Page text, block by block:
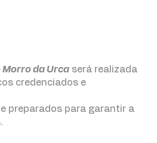
da Urca será realizada
credenciados e
preparados para garantir a